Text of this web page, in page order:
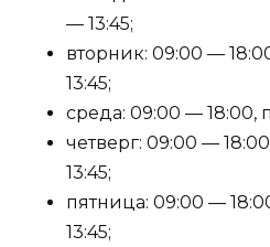
— 13:45;
вторник: 09:00 —
13:45;
среда: 09:00 — 18:00,
четверг: 09:00 —
13:45;
пятница: 09:00 —
13:45;